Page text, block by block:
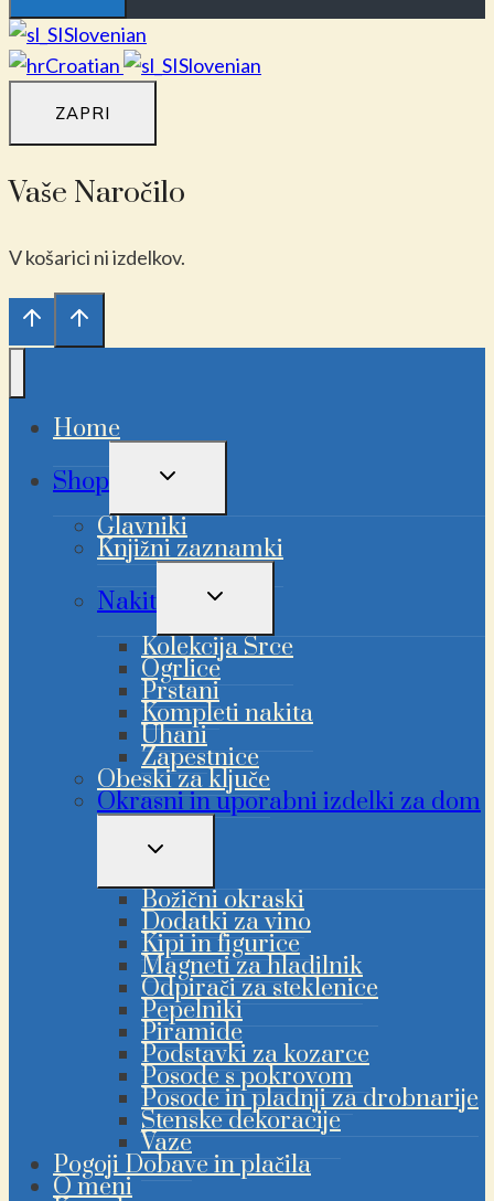
Slovenian
Croatian
Slovenian
ZAPRI
Vaše Naročilo
V košarici ni izdelkov.
Home
Shop
PREKLAPLJANJE
MENIJA
Glavniki
Knjižni zaznamki
Nakit
PREKLAPLJANJE
MENIJA
Kolekcija Srce
Ogrlice
Prstani
Kompleti nakita
Uhani
Zapestnice
Obeski za ključe
Okrasni in uporabni izdelki za dom
PREKLAPLJANJE
MENIJA
Božični okraski
Dodatki za vino
Kipi in figurice
Magneti za hladilnik
Odpirači za steklenice
Pepelniki
Piramide
Podstavki za kozarce
Posode s pokrovom
Posode in pladnji za drobnarije
Stenske dekoracije
Vaze
Pogoji Dobave in plačila
O meni